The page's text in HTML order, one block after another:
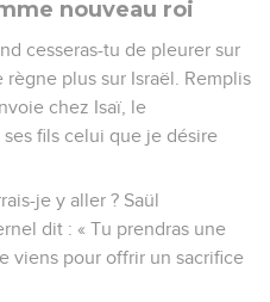
nouveau roi
cesseras-tu de pleurer sur
plus sur Israël. Remplis
chez Isaï, le
fils celui que je désire
je y aller ? Saül
dit : « Tu prendras une
viens pour offrir un sacrifice